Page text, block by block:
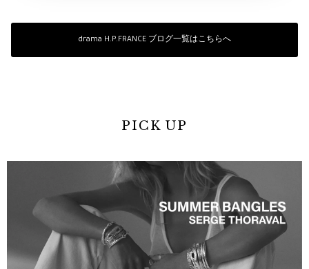
drama H.P.FRANCE ブログ一覧はこちらへ
PICK UP